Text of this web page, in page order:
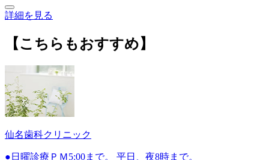
詳細を見る
【こちらもおすすめ】
仙名歯科クリニック
●日曜診療ＰＭ5:00まで。 平日、夜8時まで。